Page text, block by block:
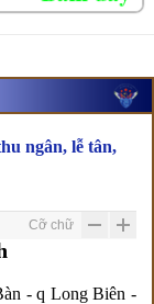
ngân, lễ tân,
Cỡ chữ
- q Long Biên -